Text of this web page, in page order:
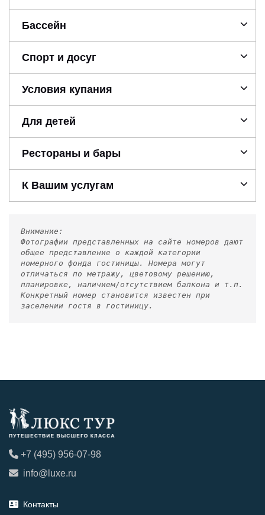
Бассейн
Спорт и досуг
Условия купания
Для детей
Рестораны и бары
К Вашим услугам
Внимание:
Фотографии представленных на сайте номеров дают
общее представление о каждой категории
номерного фонда гостиницы. Номера могут
отличаться по метражу, цветовому решению,
планировке, наличием/отсутствием балкона и т.п.
Конкретный номер становится известен при
заселении гостя в гостиницу.
+7 (495) 956-07-98
info@luxe.ru
Контакты